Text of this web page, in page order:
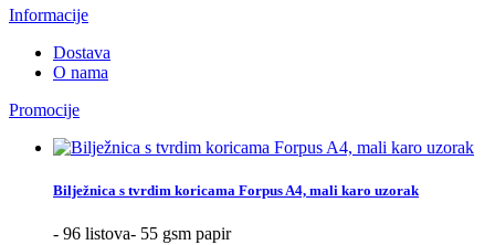
Informacije
Dostava
O nama
Promocije
Bilježnica s tvrdim koricama Forpus A4, mali karo uzorak
- 96 listova- 55 gsm papir